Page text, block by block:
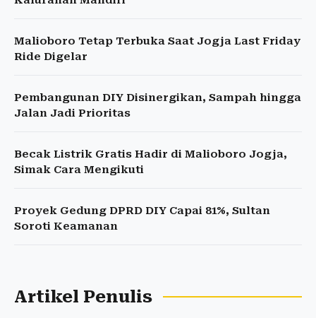
Malioboro Tetap Terbuka Saat Jogja Last Friday
Ride Digelar
Pembangunan DIY Disinergikan, Sampah hingga
Jalan Jadi Prioritas
Becak Listrik Gratis Hadir di Malioboro Jogja,
Simak Cara Mengikuti
Proyek Gedung DPRD DIY Capai 81%, Sultan
Soroti Keamanan
Artikel Penulis